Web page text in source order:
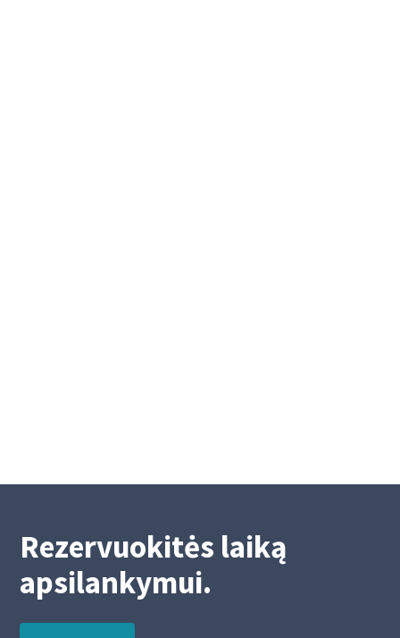
Rezervuokitės laiką
apsilankymui.